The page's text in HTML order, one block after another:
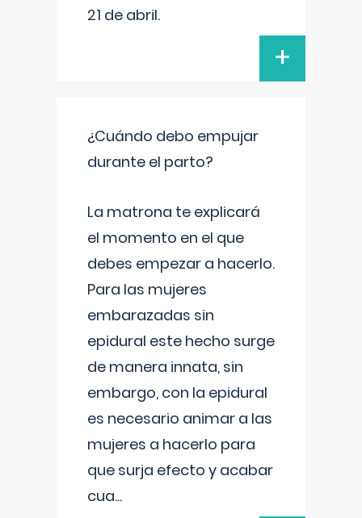
21 de abril.
+
¿Cuándo debo empujar
durante el parto?
La matrona te explicará
el momento en el que
debes empezar a hacerlo.
Para las mujeres
embarazadas sin
epidural este hecho surge
de manera innata, sin
embargo, con la epidural
es necesario animar a las
mujeres a hacerlo para
que surja efecto y acabar
cua...